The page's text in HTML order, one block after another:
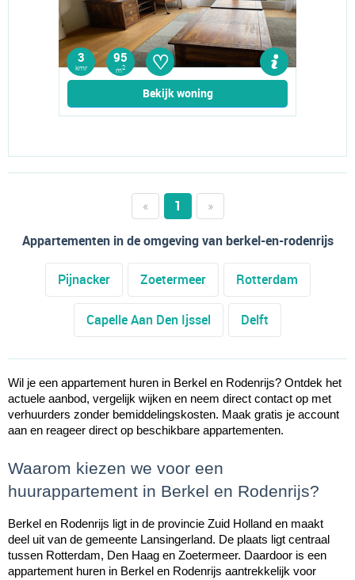
3
kmr
95
m2 ♡
Bekijk woning
« 1
»
Appartementen in de omgeving van berkel-en-rodenrijs
Pijnacker Zoetermeer Rotterdam
Capelle Aan Den Ijssel Delft
Wil je een appartement huren in Berkel en Rodenrijs? Ontdek het
actuele aanbod, vergelijk wijken en neem direct contact op met
verhuurders zonder bemiddelingskosten. Maak gratis je account
aan en reageer direct op beschikbare appartementen.
Waarom kiezen we voor een
huurappartement in Berkel en Rodenrijs?
Berkel en Rodenrijs ligt in de provincie Zuid Holland en maakt
deel uit van de gemeente Lansingerland. De plaats ligt centraal
tussen Rotterdam, Den Haag en Zoetermeer. Daardoor is een
appartement huren in Berkel en Rodenrijs aantrekkelijk voor